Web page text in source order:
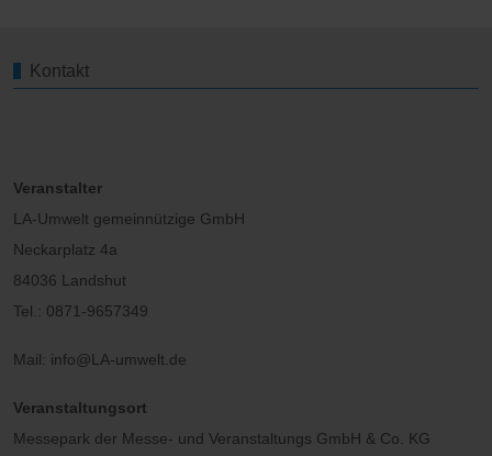
Kontakt
Veranstalter
LA-Umwelt gemeinnützige GmbH
Neckarplatz 4a
84036 Landshut
Tel.: 0871-9657349
Mail: info@LA-umwelt.de
Veranstaltungsort
Messepark der Messe- und Veranstaltungs GmbH & Co. KG